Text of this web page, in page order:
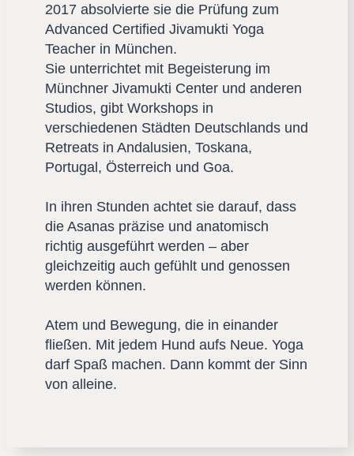
2017 absolvierte sie die Prüfung zum
Advanced Certified Jivamukti Yoga
Teacher in München.
Sie unterrichtet mit Begeisterung im
Münchner Jivamukti Center und anderen
Studios, gibt Workshops in
verschiedenen Städten Deutschlands und
Retreats in Andalusien, Toskana,
Portugal, Österreich und Goa.
In ihren Stunden achtet sie darauf, dass
die Asanas präzise und anatomisch
richtig ausgeführt werden – aber
gleichzeitig auch gefühlt und genossen
werden können.
Atem und Bewegung, die in einander
fließen. Mit jedem Hund aufs Neue. Yoga
darf Spaß machen. Dann kommt der Sinn
von alleine.